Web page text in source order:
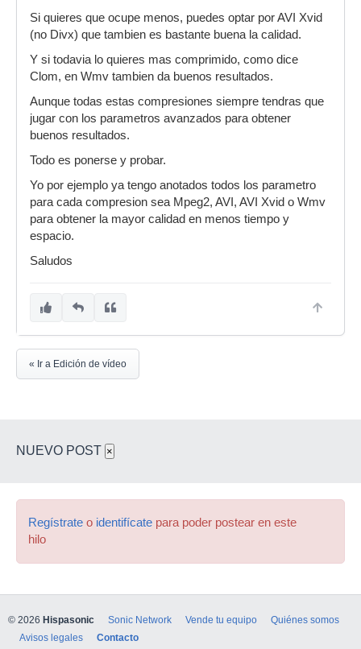
Si quieres que ocupe menos, puedes optar por AVI Xvid
(no Divx) que tambien es bastante buena la calidad.
Y si todavia lo quieres mas comprimido, como dice
Clom, en Wmv tambien da buenos resultados.
Aunque todas estas compresiones siempre tendras que
jugar con los parametros avanzados para obtener
buenos resultados.
Todo es ponerse y probar.
Yo por ejemplo ya tengo anotados todos los parametro
para cada compresion sea Mpeg2, AVI, AVI Xvid o Wmv
para obtener la mayor calidad en menos tiempo y
espacio.
Saludos
« Ir a Edición de vídeo
NUEVO POST ×
Regístrate o identifícate para poder postear en este
hilo
© 2026 Hispasonic Sonic Network Vende tu equipo
Quiénes somos
Avisos legales
Contacto